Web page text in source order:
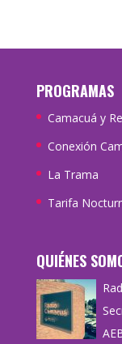
PROGRAMAS
Camacuá y
Conexión
La Trama
Tarifa
QUIÉNES